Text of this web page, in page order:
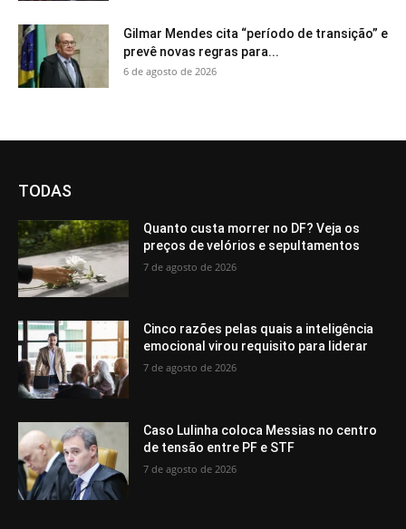
Gilmar Mendes cita “período de transição” e
prevê novas regras para...
6 de agosto de 2026
TODAS
Quanto custa morrer no DF? Veja os
preços de velórios e sepultamentos
7 de agosto de 2026
Cinco razões pelas quais a inteligência
emocional virou requisito para liderar
7 de agosto de 2026
Caso Lulinha coloca Messias no centro
de tensão entre PF e STF
7 de agosto de 2026